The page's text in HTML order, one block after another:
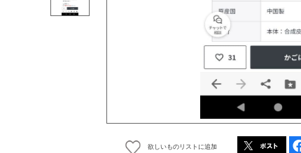
欲しいものリストに追加